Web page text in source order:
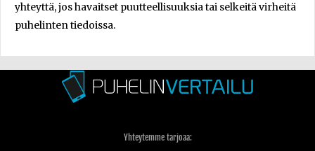
yhteyttä, jos havaitset puutteellisuuksia tai selkeitä virheitä
puhelinten tiedoissa.
Yhteytemme tarjoaa: